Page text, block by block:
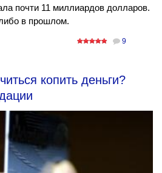
почти 11 миллиардов долларов.
в прошлом.
9
копить деньги?